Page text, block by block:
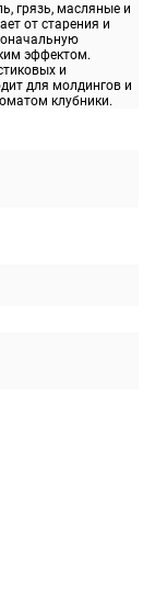
грязь, масляные и
от старения и
эффектом.
и
для молдингов и
клубники.